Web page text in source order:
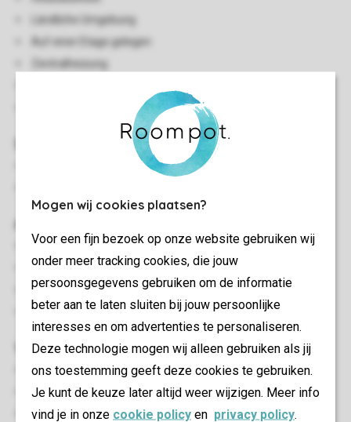
Mogen wij cookies plaatsen?
Voor een fijn bezoek op onze website gebruiken wij
onder meer tracking cookies, die jouw
persoonsgegevens gebruiken om de informatie
beter aan te laten sluiten bij jouw persoonlijke
interesses en om advertenties te personaliseren.
Deze technologie mogen wij alleen gebruiken als jij
ons toestemming geeft deze cookies te gebruiken.
Je kunt de keuze later altijd weer wijzigen. Meer info
vind je in onze cookie policy en privacy policy.
Ländliche Umgebung
Auf einer Etage gelegen
Zentralheizung
Haustiere nicht gestattet
Schlafzimmer mit einem Doppelbett und Smart-TV
Balkon
Luxuriöser Whirlpool (draußen)
Gartenmöbel
Parken bei der Unterkunft
Wohn-/Esszimmer
Essecke
Smart-TV
HDMI Anschluss